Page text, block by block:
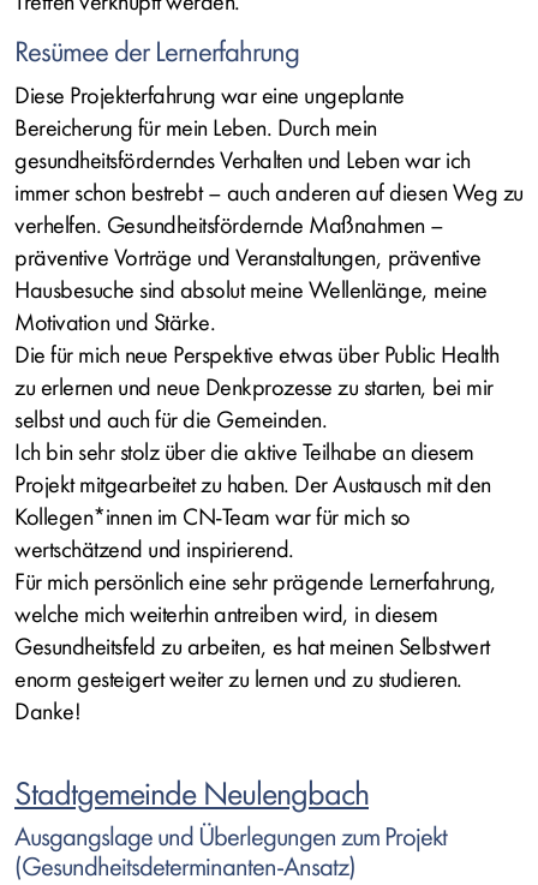
Resümee der Lernerfahrung
Diese Projekterfahrung war eine ungeplante
Bereicherung für mein Leben. Durch mein
gesundheitsförderndes Verhalten und Leben war ich
immer schon bestrebt – auch anderen auf diesen Weg zu
verhelfen. Gesundheitsfördernde Maßnahmen –
präventive Vorträge und Veranstaltungen, präventive
Hausbesuche sind absolut meine Wellenlänge, meine
Motivation und Stärke.
Die für mich neue Perspektive etwas über Public Health
zu erlernen und neue Denkprozesse zu starten, bei mir
selbst und auch für die Gemeinden.
Ich bin sehr stolz über die aktive Teilhabe an diesem
Projekt mitgearbeitet zu haben. Der Austausch mit den
Kollegen*innen im CN-Team war für mich so
wertschätzend und inspirierend.
Für mich persönlich eine sehr prägende Lernerfahrung,
welche mich weiterhin antreiben wird, in diesem
Gesundheitsfeld zu arbeiten, es hat meinen Selbstwert
enorm gesteigert weiter zu lernen und zu studieren.
Danke!
Stadtgemeinde Neulengbach
Ausgangslage und Überlegungen zum Projekt
(Gesundheitsdeterminanten-Ansatz)